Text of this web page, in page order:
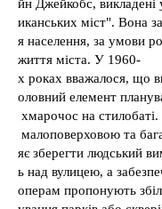
йн Джейкобс, викладені
иканських міст". Вона
я населення, за умови
життя міста. У 1960-
х роках вважалося, що
оловний елемент
хмарочос на
малоповерховою та
яє зберегти людський
ь над вулицею, а
операм пропонують